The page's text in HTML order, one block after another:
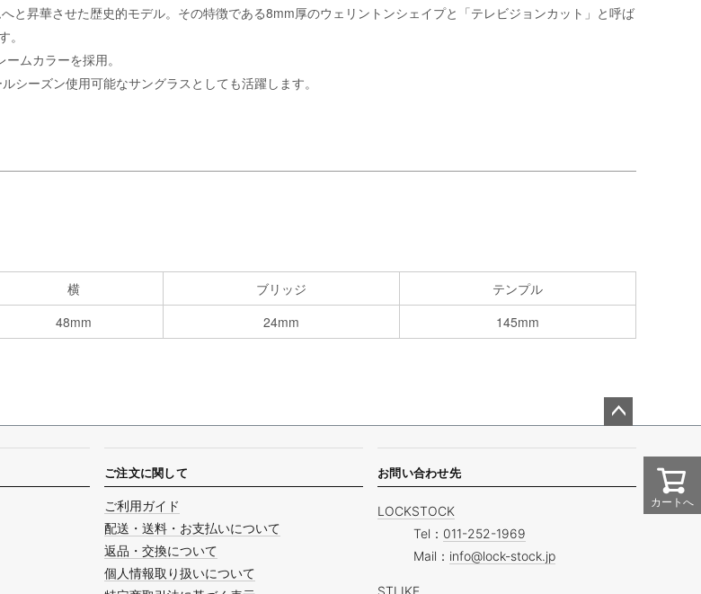
と昇華させた歴史的モデル。その特徴である8mm厚のウェリントンシェイプと「テレビジョンカット」と呼ば
ムカラーを採用。
シーズン使用可能なサングラスとしても活躍します。
横 ブリッジ
テンプル
48mm 24mm 145mm
カートへ
ジト
へ
ご注文に関して
ご利用ガイド
配送・送料・お支払いについて
返品・交換について
個人情報取り扱いについて
お問い合わせ先
LOCKSTOCK
Tel： 011-252-1969
Mail： info@lock-stock.jp